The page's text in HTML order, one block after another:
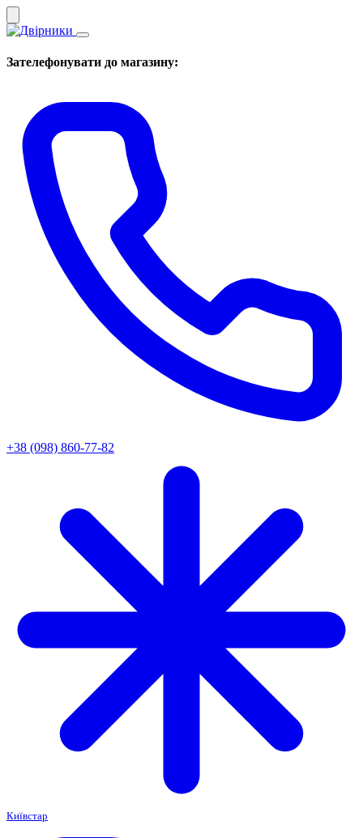
Зателефонувати до магазину:
+38 (098) 860-77-82
Київстар